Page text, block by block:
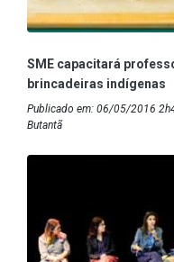
SME capacitará
brincadeiras indígenas
Publicado em: 06/05/2016
Butantã